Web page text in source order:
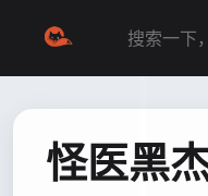
怪医黑